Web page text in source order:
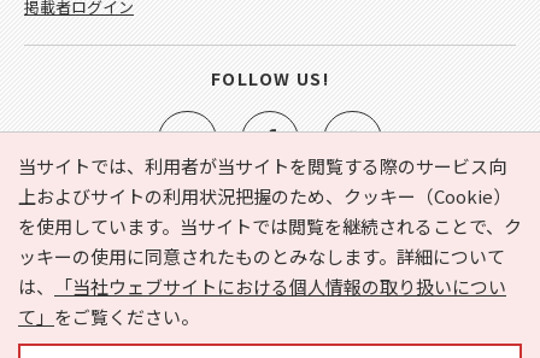
当サイトでは、利用者が当サイトを閲覧する際のサービス向
上およびサイトの利用状況把握のため、クッキー（Cookie）
を使用しています。当サイトでは閲覧を継続されることで、ク
ッキーの使用に同意されたものとみなします。詳細について
は、
「当社ウェブサイトにおける個人情報の取り扱いについ
て」 をご覧ください。
e-NAVITA（イーナビタ）とは？ お気に入り
ヘルプ
利用規約
個人情報の取り扱いについて
運営会社
サイトマップ
広告掲載に関するお問い合わせ
掲載者ログイン
FOLLOW US!